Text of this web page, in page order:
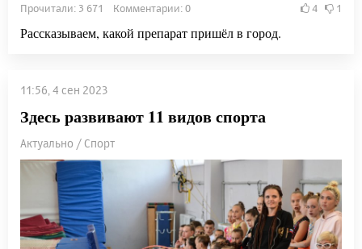
Прочитали: 3 671 Комментарии: 0 4 1
Рассказываем, какой препарат пришёл в город.
11:56, 4 сен 2023
Здесь развивают 11 видов спорта
Актуально / Спорт